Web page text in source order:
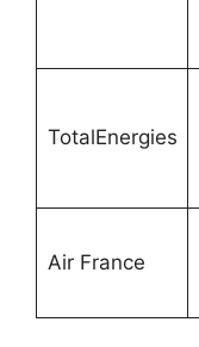
TotalEnergies
Air France